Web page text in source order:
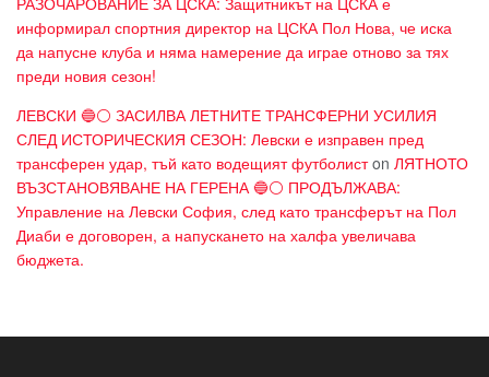
информирал спортния директор на ЦСКА Пол Нова, че иска
да напусне клуба и няма намерение да играе отново за тях
преди новия сезон!
ЛЕВСКИ 🔵⚪ ЗАСИЛВА ЛЕТНИТЕ ТРАНСФЕРНИ УСИЛИЯ
СЛЕД ИСТОРИЧЕСКИЯ СЕЗОН: Левски е изправен пред
трансферен удар, тъй като водещият футболистon ЛЯТНОТО
ВЪЗСТАНОВЯВАНЕ НА ГЕРЕНА 🔵⚪ ПРОДЪЛЖАВА:
Управление на Левски София, след като трансферът на Пол
Диаби е договорен, а напускането на халфа увеличава
бюджета.